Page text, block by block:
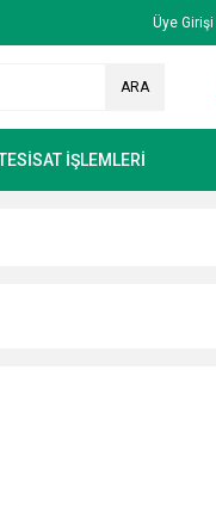
Üye Girişi
ARA
İŞLEMLERİ